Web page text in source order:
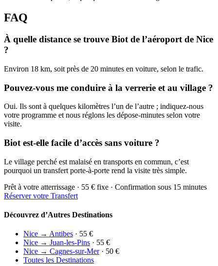
FAQ
À quelle distance se trouve Biot de l’aéroport de Nice
?
Environ 18 km, soit près de 20 minutes en voiture, selon le trafic.
Pouvez-vous me conduire à la verrerie et au village ?
Oui. Ils sont à quelques kilomètres l’un de l’autre ; indiquez-nous
votre programme et nous réglons les dépose-minutes selon votre
visite.
Biot est-elle facile d’accès sans voiture ?
Le village perché est malaisé en transports en commun, c’est
pourquoi un transfert porte-à-porte rend la visite très simple.
Prêt à votre atterrissage · 55 € fixe · Confirmation sous 15 minutes
Réserver votre Transfert
Découvrez d’Autres Destinations
Nice → Antibes · 55 €
Nice → Juan-les-Pins · 55 €
Nice → Cagnes-sur-Mer· 50 €
Toutes les Destinations